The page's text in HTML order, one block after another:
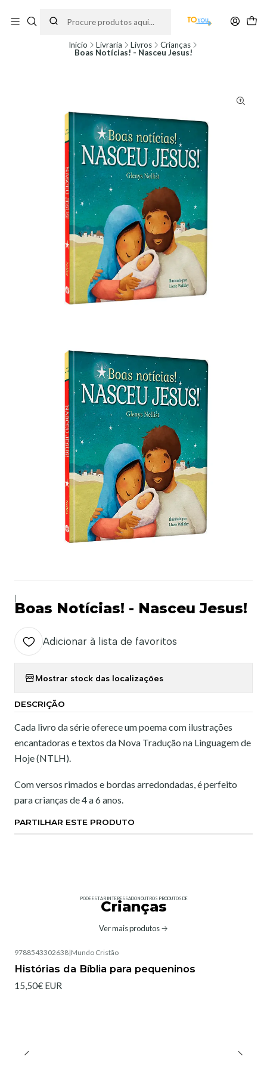
partir do dia 11 de Agosto, às 10H.
Início Livraria Livros
Crianças
Boas Notícias! - Nasceu Jesus!
Boas Notícias! - Nasceu Jesus!
Adicionar à lista de favoritos
Mostrar stock das localizações
DESCRIÇÃO
Cada livro da série oferece um poema com ilustrações
encantadoras e textos da Nova Tradução na Linguagem de
Hoje (NTLH).
Com versos rimados e bordas arredondadas, é perfeito
para crianças de 4 a 6 anos.
PARTILHAR ESTE PRODUTO
PODE ESTAR INTERESSADO NOUTROS PRODUTOS DE
Crianças
Ver mais produtos
9788543302638|Mundo Cristão
Histórias da Bíblia para pequeninos
15,50€ EUR